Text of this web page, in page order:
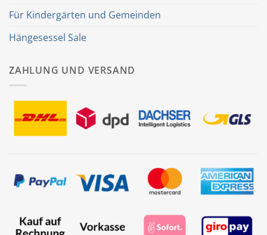
Für Kindergärten und Gemeinden
Hängesessel Sale
ZAHLUNG UND VERSAND